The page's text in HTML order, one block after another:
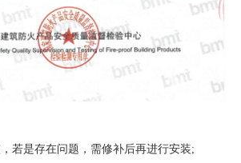
若是存在问题，需修补后再进行安装;